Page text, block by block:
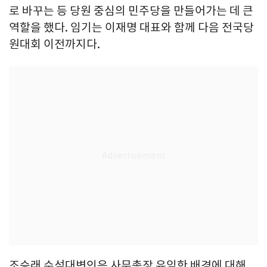
로 바꾸는 등 당원 중심의 민주당을 만들어가는 데 큰
역할을 했다. 임기는 이재명 대표와 함께 다음 전국당
원대회 이전까지다.